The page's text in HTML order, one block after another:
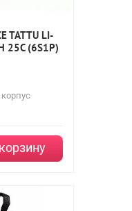
TATTU LI-
25C (6S1P)